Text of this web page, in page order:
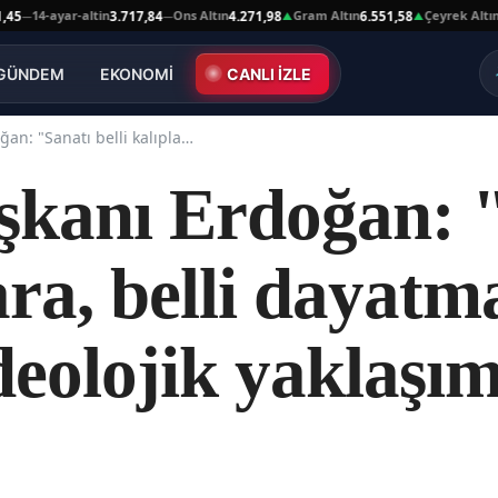
ayar-altin3.717,84—Ons Altın4.271,98▲Gram Altın6.551,58▲Çeyrek Altın
EKONOMİ CANLI İZLE
Cumhurbaşkanı Erdoğan: "Sanatı belli kalıplara, belli dayatmalara hapseden ideolojik yaklaşımları kabul etmiyoruz"
Erdoğan:
belli